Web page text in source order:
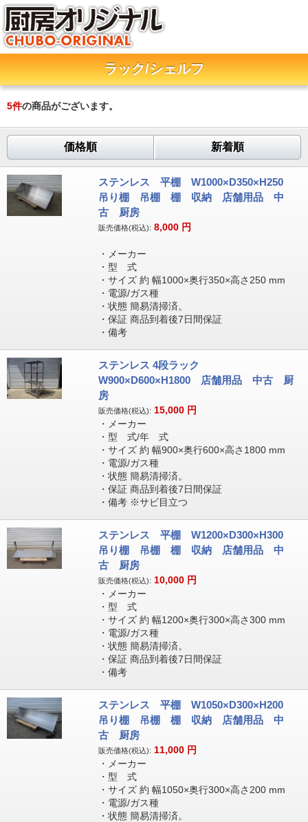
ラック/シェルフ
5件の商品がございます。
価格順 新着順
ステンレス 平棚 W1000×D350×H250
吊り棚 吊棚 棚 収納 店舗用品 中
古 厨房
販売価格(税込): 8,000 円
・メーカー
・型 式
・サイズ 約 幅1000×奥行350×高さ250 mm
・電源/ガス種
・状態 簡易清掃済。
・保証 商品到着後7日間保証
・備考
ステンレス 4段ラック
W900×D600×H1800 店舗用品 中古 厨
房
販売価格(税込): 15,000 円
・メーカー
・型 式/年 式
・サイズ 約 幅900×奥行600×高さ1800 mm
・電源/ガス種
・状態 簡易清掃済。
・保証 商品到着後7日間保証
・備考 ※サビ目立つ
ステンレス 平棚 W1200×D300×H300
吊り棚 吊棚 棚 収納 店舗用品 中
古 厨房
販売価格(税込): 10,000 円
・メーカー
・型 式
・サイズ 約 幅1200×奥行300×高さ300 mm
・電源/ガス種
・状態 簡易清掃済。
・保証 商品到着後7日間保証
・備考
ステンレス 平棚 W1050×D300×H200
吊り棚 吊棚 棚 収納 店舗用品 中
古 厨房
販売価格(税込): 11,000 円
・メーカー
・型 式
・サイズ 約 幅1050×奥行300×高さ200 mm
・電源/ガス種
・状態 簡易清掃済。